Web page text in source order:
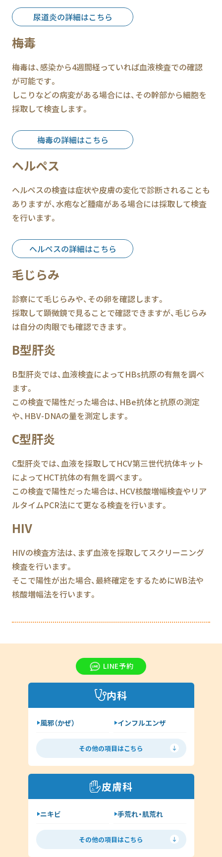
尿道炎の詳細はこちら
梅毒
梅毒は、感染から4週間経っていれば血液検査での確認
が可能です。
しこりなどの病変がある場合には、その幹部から細胞を
採取して検査します。
梅毒の詳細はこちら
ヘルペス
ヘルペスの検査は症状や皮膚の変化で診断されることも
ありますが、水疱など腫瘍がある場合には採取して検査
を行います。
ヘルペスの詳細はこちら
毛じらみ
診察にて毛じらみや、その卵を確認します。
採取して顕微鏡で見ることで確認できますが、毛じらみ
は自分の肉眼でも確認できます。
B型肝炎
B型肝炎では、血液検査によってHBs抗原の有無を調べ
ます。
この検査で陽性だった場合は、HBe抗体と抗原の測定
や、HBV-DNAの量を測定します。
C型肝炎
C型肝炎では、血液を採取してHCV第三世代抗体キット
によってHCT抗体の有無を調べます。
この検査で陽性だった場合は、HCV核酸増幅検査やリア
ルタイムPCR法にて更なる検査を行います。
HIV
HIVの検査方法は、まず血液を採取してスクリーニング
検査を行います。
そこで陽性が出た場合、最終確定をするためにWB法や
核酸増幅法を行います。
LINE予約
内科
風邪（かぜ）
インフルエンザ
胃腸炎
花粉症
喘息
高血圧
咳喘息
消化器内科
呼吸器内科
新型コロナウイルス感染症
その他の項目はこちら
皮膚科
ニキビ
手荒れ・肌荒れ
じんましん
水虫
ヘルペス
帯状疱疹
その他の項目はこちら